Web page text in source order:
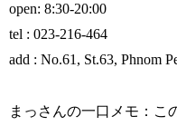
open: 8:30-20:00
tel : 023-216-464
add : No.61, St.63, Phnom
まっさんの一口メモ：こ